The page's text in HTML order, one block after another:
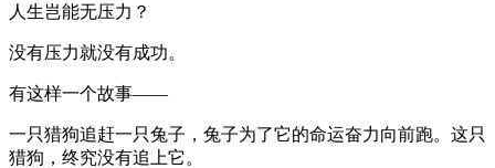
人生岂能无压力？
没有压力就没有成功。
有这样一个故事——
一只猎狗追赶一只兔子，兔子为了它的命运奋力向前跑。这只
猎狗，终究没有追上它。